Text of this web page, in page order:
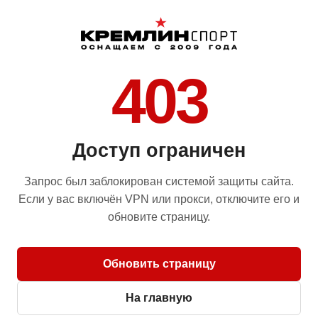
403
Доступ ограничен
Запрос был заблокирован системой защиты сайта.
Если у вас включён VPN или прокси, отключите его и
обновите страницу.
Обновить страницу
На главную